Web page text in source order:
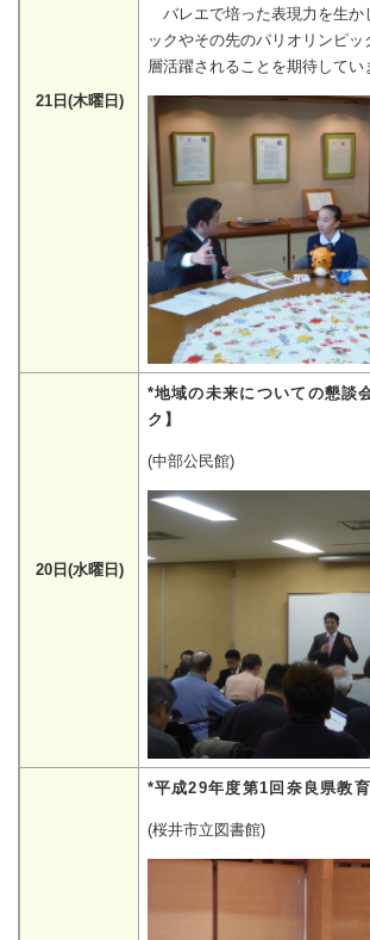
21日(木曜日)
バレエで培った表現力を生か
ックやその先のパリオリンピ
層活躍されることを期待してい
20日(水曜日)
*地域の未来についての懇談
ク】
(中部公民館)
*平成29年度第1回奈良県教
(桜井市立図書館)